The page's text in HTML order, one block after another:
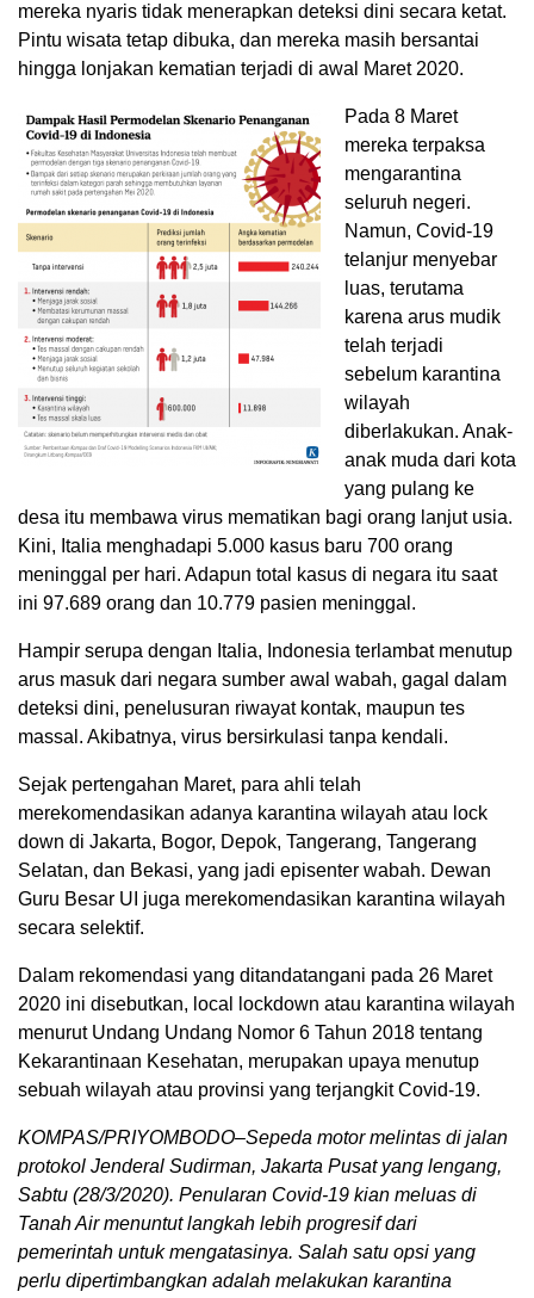
mereka nyaris tidak menerapkan deteksi dini secara ketat.
Pintu wisata tetap dibuka, dan mereka masih bersantai
hingga lonjakan kematian terjadi di awal Maret 2020.
Pada 8 Maret
mereka terpaksa
mengarantina
seluruh negeri.
Namun, Covid-19
telanjur menyebar
luas, terutama
karena arus mudik
telah terjadi
sebelum karantina
wilayah
diberlakukan. Anak-
anak muda dari kota
yang pulang ke
desa itu membawa virus mematikan bagi orang lanjut usia.
Kini, Italia menghadapi 5.000 kasus baru 700 orang
meninggal per hari. Adapun total kasus di negara itu saat
ini 97.689 orang dan 10.779 pasien meninggal.
Hampir serupa dengan Italia, Indonesia terlambat menutup
arus masuk dari negara sumber awal wabah, gagal dalam
deteksi dini, penelusuran riwayat kontak, maupun tes
massal. Akibatnya, virus bersirkulasi tanpa kendali.
Sejak pertengahan Maret, para ahli telah
merekomendasikan adanya karantina wilayah atau lock
down di Jakarta, Bogor, Depok, Tangerang, Tangerang
Selatan, dan Bekasi, yang jadi episenter wabah. Dewan
Guru Besar UI juga merekomendasikan karantina wilayah
secara selektif.
Dalam rekomendasi yang ditandatangani pada 26 Maret
2020 ini disebutkan, local lockdown atau karantina wilayah
menurut Undang Undang Nomor 6 Tahun 2018 tentang
Kekarantinaan Kesehatan, merupakan upaya menutup
sebuah wilayah atau provinsi yang terjangkit Covid-19.
KOMPAS/PRIYOMBODO–Sepeda motor melintas di jalan
protokol Jenderal Sudirman, Jakarta Pusat yang lengang,
Sabtu (28/3/2020). Penularan Covid-19 kian meluas di
Tanah Air menuntut langkah lebih progresif dari
pemerintah untuk mengatasinya. Salah satu opsi yang
perlu dipertimbangkan adalah melakukan karantina